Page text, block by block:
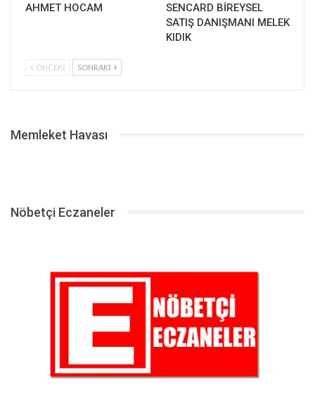
AHMET HOCAM
SENCARD BİREYSEL
SATIŞ DANIŞMANI MELEK
KIDIK
ÖNCEKI SONRAKI
Memleket Havası
Nöbetçi Eczaneler